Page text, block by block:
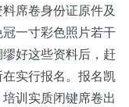
席卷身份证原件及
一寸彩色照片若干
好这些资料后，赶
实行报名。报名凯
训实质闭键席卷出